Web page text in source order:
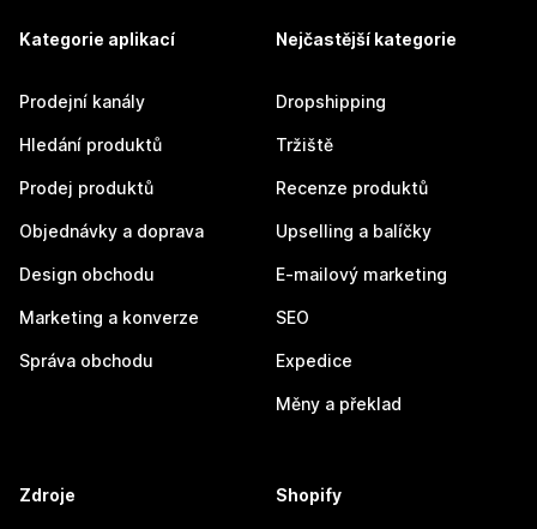
Kategorie aplikací
Prodejní kanály
Hledání produktů
Prodej produktů
Objednávky a doprava
Design obchodu
Marketing a konverze
Správa obchodu
Nejčastější kategorie
Dropshipping
Tržiště
Recenze produktů
Upselling a balíčky
E-mailový marketing
SEO
Expedice
Měny a překlad
Zdroje Shopify